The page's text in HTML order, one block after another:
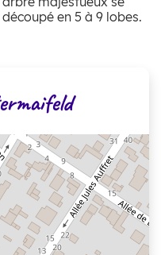
en 5 à 9 lobes.